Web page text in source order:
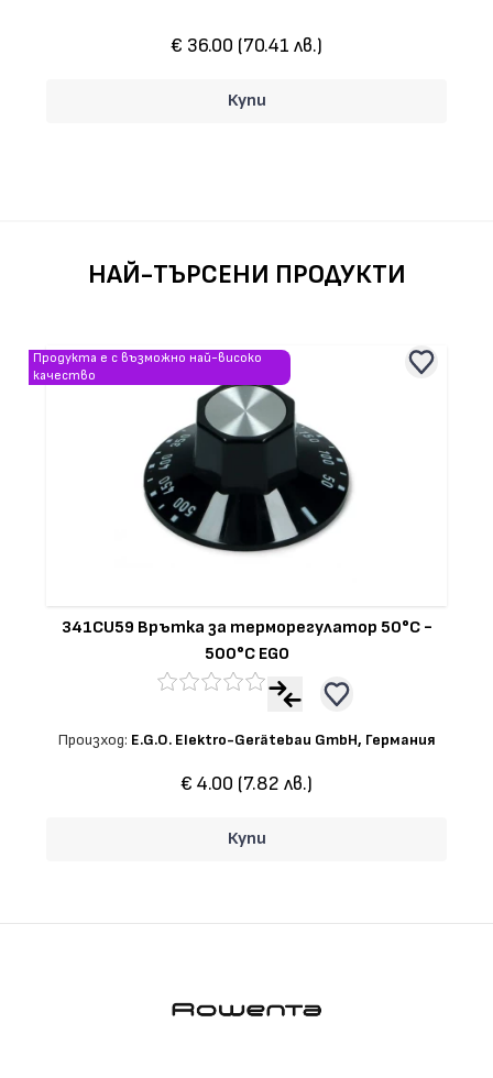
€ 15.20 (29.73 лв.)
НАЙ-ТЪРСЕНИ ПРОДУКТИ
341CU59 Врътка за терморегулатор 50°С -
500°С EGO
Произход: E.G.O. Elektro-Gerätebau GmbH, Германия
Продукта е с възможно най-високо
качество
€ 4.00 (7.82 лв.)
Купи